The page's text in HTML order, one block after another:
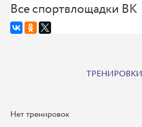
Все спортвлощадки ВК
ТРЕНИРОВКИ
Нет тренировок